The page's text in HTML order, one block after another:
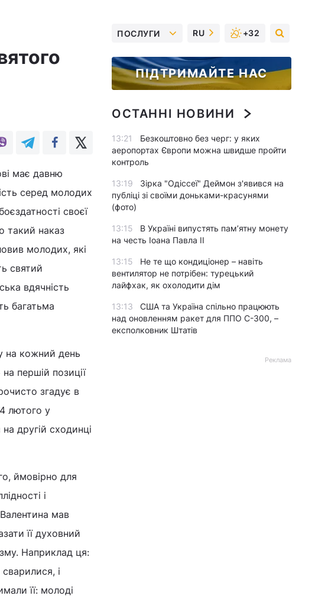
має давню
серед молодих
своєї
такий наказ
молодих, які
святий
вдячність
багатьма
на кожний день
першій позиції
згадує в
лютого у
другій сходинці
ймовірно для
і
мав
її духовний
Наприклад ця:
і
її: молоді
ПОСЛУГИ RU +32
ПІДТРИМАЙТЕ НАС
ОСТАННІ НОВИНИ
13:21
Безкоштовно без черг: у яких
аеропортах Європи можна швидше пройти
контроль
13:19
Зірка "Одіссеї" Деймон з'явився на
публіці зі своїми доньками-красунями
(фото)
13:15
В Україні випустять пам’ятну монету
на честь Іоана Павла II
13:15
Не те що кондиціонер – навіть
вентилятор не потрібен: турецький
лайфхак, як охолодити дім
13:13
США та Україна спільно працюють
над оновленням ракет для ППО С-300, –
експолковник Штатів
Реклама